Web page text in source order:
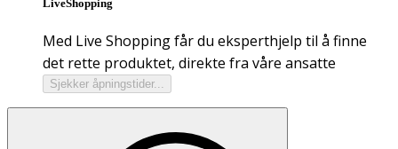
LiveShopping
Med Live Shopping får du eksperthjelp til å finne
det rette produktet, direkte fra våre ansatte
Sjekker åpningstider...